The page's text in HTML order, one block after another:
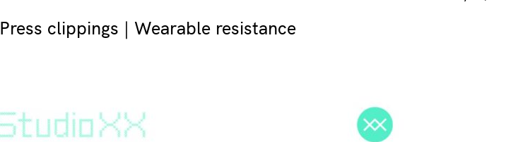
Press clippings | Wearable resistance